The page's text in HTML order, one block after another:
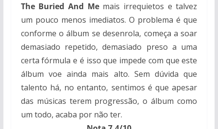
The Buried And Memais irrequietos e talvez
um pouco menos imediatos. O problema é que
conforme o álbum se desenrola, começa a soar
demasiado repetido, demasiado preso a uma
certa fórmula e é isso que impede com que este
álbum voe ainda mais alto. Sem dúvida que
talento há, no entanto, sentimos é que apesar
das músicas terem progressão, o álbum como
um todo, acaba por não ter.